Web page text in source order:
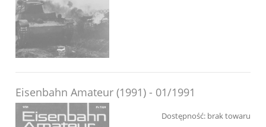
Eisenbahn Amateur (1991) - 01/1991
Dostępność: brak towaru